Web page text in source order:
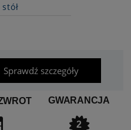
Sprawdź szczegóły
GWARANCJA
2